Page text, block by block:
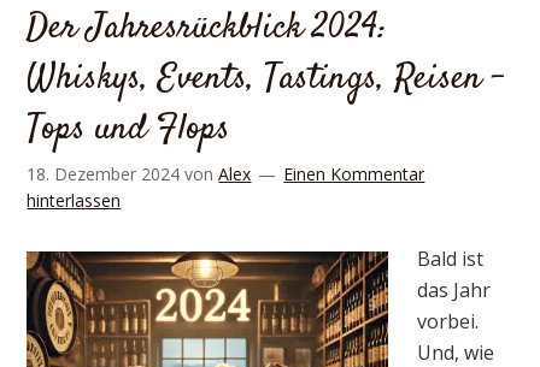
Der Jahresrückblick 2024:
Whiskys, Events, Tastings, Reisen –
Tops und Flops
18. Dezember 2024 vonAlex
Einen Kommentar
hinterlassen
Bald ist
das Jahr
vorbei.
Und, wie